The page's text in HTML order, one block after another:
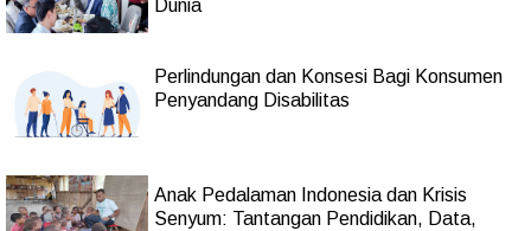
Dunia
Perlindungan dan Konsesi Bagi Konsumen
Penyandang Disabilitas
Anak Pedalaman Indonesia dan Krisis
Senyum: Tantangan Pendidikan, Data,